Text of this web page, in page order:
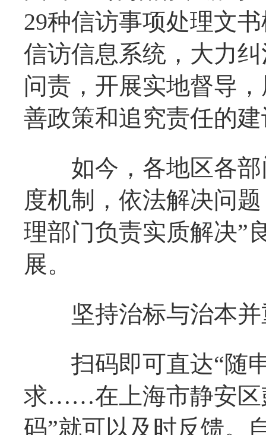
29种信访事项处理文
信访信息系统，大力
问责，开展实地督导
善政策和追究责任的
如今，各地区各部
度机制，依法解决问
理部门负责实质解决”
展。
坚持治标与治本并
扫码即可直达“随申
求……在上海市静安区
码”就可以及时反馈。